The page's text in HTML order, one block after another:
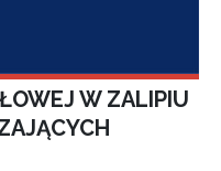
W ZALIPIU